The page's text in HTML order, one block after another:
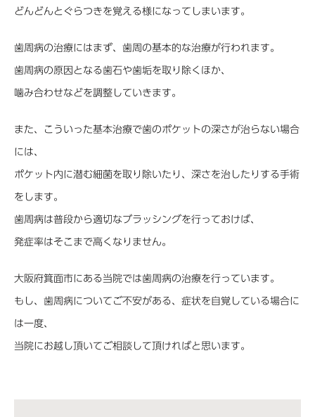
どんどんとぐらつきを覚える様になってしまいます。
歯周病の治療にはまず、歯周の基本的な治療が行われます。
歯周病の原因となる歯石や歯垢を取り除くほか、
噛み合わせなどを調整していきます。
また、こういった基本治療で歯のポケットの深さが治らない場合
には、
ポケット内に潜む細菌を取り除いたり、深さを治したりする手術
をします。
歯周病は普段から適切なブラッシングを行っておけば、
発症率はそこまで高くなりません。
大阪府箕面市にある当院では歯周病の治療を行っています。
もし、歯周病についてご不安がある、症状を自覚している場合に
は一度、
当院にお越し頂いてご相談して頂ければと思います。